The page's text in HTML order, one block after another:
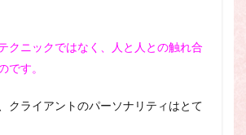
クニックではなく、人と人との触れ合
です。
クライアントのパーソナリティはとて